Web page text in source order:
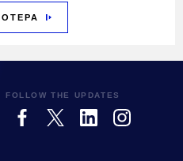
FOLLOW THE UPDATES